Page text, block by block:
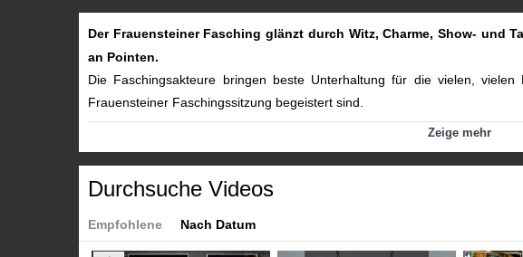
Der Frauensteiner Fasching glänzt durch Witz, Charme, Show- und
an Pointen.
Die Faschingsakteure bringen beste Unterhaltung für die vielen,
Frauensteiner Faschingssitzung begeistert sind.
Themen » Fasching in Kärnten
frauenstein
eanta_do_schon
engelbertf_pirker bernhard_seidl fritz
Zeige mehr
Durchsuche Videos
Empfohlene Nach Datum